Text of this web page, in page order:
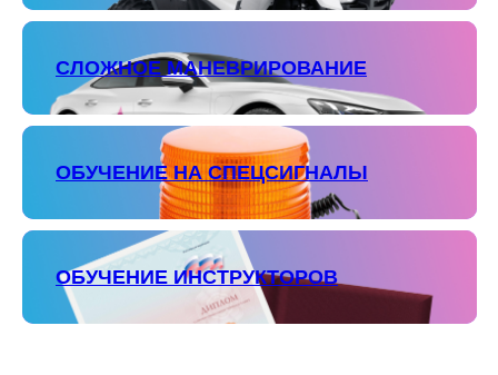
СЛОЖНОЕ МАНЕВРИРОВАНИЕ
ОБУЧЕНИЕ НА СПЕЦСИГНАЛЫ
ОБУЧЕНИЕ ИНСТРУКТОРОВ